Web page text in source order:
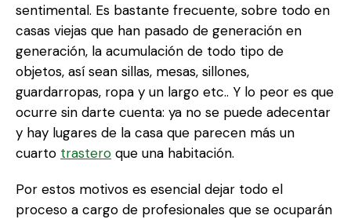
sentimental. Es bastante frecuente, sobre todo en
casas viejas que han pasado de generación en
generación, la acumulación de todo tipo de
objetos, así sean sillas, mesas, sillones,
guardarropas, ropa y un largo etc.. Y lo peor es que
ocurre sin darte cuenta: ya no se puede adecentar
y hay lugares de la casa que parecen más un
cuarto trastero que una habitación.
Por estos motivos es esencial dejar todo el
proceso a cargo de profesionales que se ocuparán